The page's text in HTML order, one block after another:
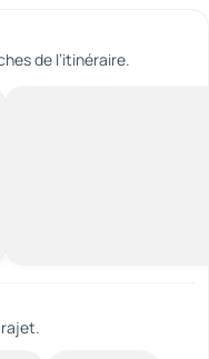
de l’itinéraire.